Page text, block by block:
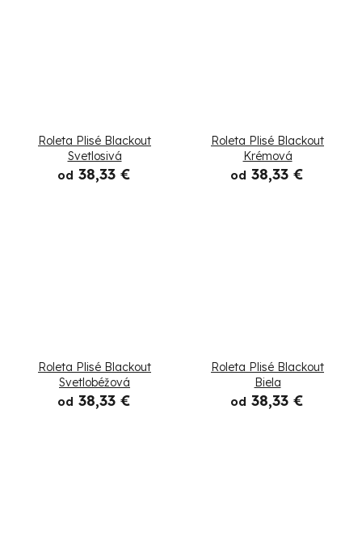
Roleta Plisé Blackout
Svetlosivá
od 38,33 €
Roleta Plisé Blackout
Krémová
od 38,33 €
Roleta Plisé Blackout
Svetlobéžová
od 38,33 €
Roleta Plisé Blackout
Biela
od 38,33 €